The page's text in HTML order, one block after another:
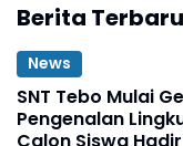
Berita Terbaru
News
SNT Tebo Mulai
Pengenalan
Calon Siswa